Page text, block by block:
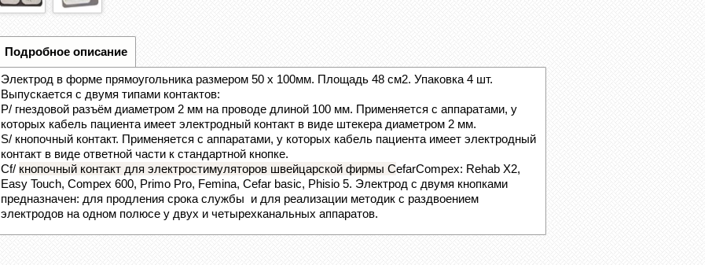
Подробное описание
Электрод в форме прямоугольника размером 50 х 100мм. Площадь 48 см2. Упаковка 4 шт.
Выпускается с двумя типами контактов:
Р/ гнездовой разъём диаметром 2 мм на проводе длиной 100 мм. Применяется с аппаратами, у
которых кабель пациента имеет электродный контакт в виде штекера диаметром 2 мм.
S/ кнопочный контакт. Применяется с аппаратами, у которых кабель пациента имеет электродный
контакт в виде ответной части к стандартной кнопке.
Cf/ кнопочный контакт для электростимуляторов швейцарской фирмы СefarСompex: Rehab X2,
Easy Touch, Compex 600, Primo Pro, Femina, Cefar basic, Phisio 5. Электрод с двумя кнопками
предназначен: для продления срока службы и для реализации методик с раздвоением
электродов на одном полюсе у двух и четырехканальных аппаратов.